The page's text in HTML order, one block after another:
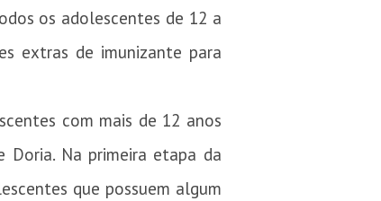
os adolescentes de 12 a
extras de imunizante para
com mais de 12 anos
Doria. Na primeira etapa da
que possuem algum